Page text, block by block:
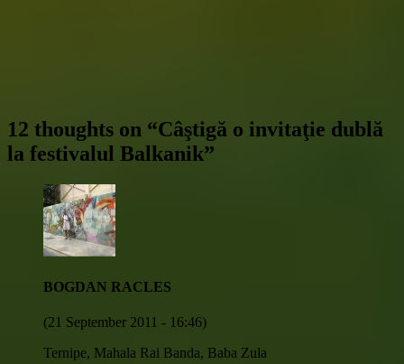
12 thoughts on “Câştigă o invitaţie dublă
la festivalul Balkanik”
BOGDAN RACLES
(21 September 2011 - 16:46)
Ternipe, Mahala Rai Banda, Baba Zula